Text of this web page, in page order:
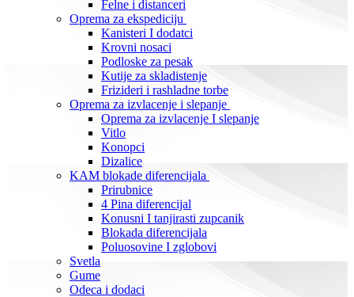
Felne i distanceri
Oprema za ekspediciju
Kanisteri I dodatci
Krovni nosaci
Podloske za pesak
Kutije za skladistenje
Frizideri i rashladne torbe
Oprema za izvlacenje i slepanje
Oprema za izvlacenje I slepanje
Vitlo
Konopci
Dizalice
KAM blokade diferencijala
Prirubnice
4 Pina diferencijal
Konusni I tanjirasti zupcanik
Blokada diferencijala
Poluosovine I zglobovi
Svetla
Gume
Odeca i dodaci